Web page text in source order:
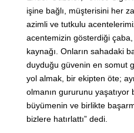
işine bağlı, müşterisini her
azimli ve tutkulu
acentemizin gösterdiği
kaynağı. Onların sahadaki
duyduğu güvenin en somut
yol almak, bir ekipten öte;
olmanın gururunu
büyümenin ve birlikte
bizlere hatırlattı” dedi.